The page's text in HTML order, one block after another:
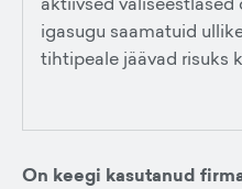
igasugu saamatuid
tihtipeale jäävad risuks
On keegi kasutanud